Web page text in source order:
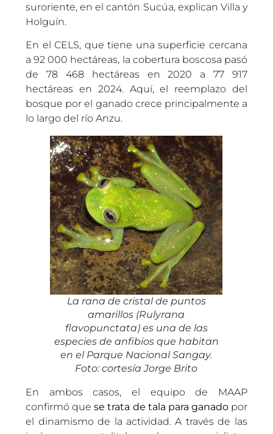
suroriente, en el cantón Sucúa, explican Villa y
Holguín.
En el CELS, que tiene una superficie cercana
a 92 000 hectáreas, la cobertura boscosa pasó
de 78 468 hectáreas en 2020 a 77 917
hectáreas en 2024. Aquí, el reemplazo del
bosque por el ganado crece principalmente a
lo largo del río Anzu.
La rana de cristal de puntos
amarillos (Rulyrana
flavopunctata) es una de las
especies de anfibios que habitan
en el Parque Nacional Sangay.
Foto: cortesía Jorge Brito
En ambos casos, el equipo de MAAP
confirmó quese trata de tala para ganadopor
el dinamismo de la actividad. A través de las